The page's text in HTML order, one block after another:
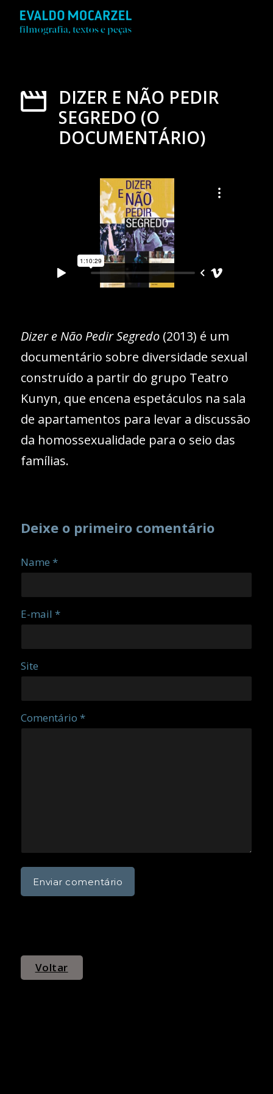
DIZER E NÃO PEDIR
SEGREDO (O
DOCUMENTÁRIO)
Dizer e Não Pedir Segredo(2013) é um
documentário sobre diversidade sexual
construído a partir do grupo Teatro
Kunyn, que encena espetáculos na sala
de apartamentos para levar a discussão
da homossexualidade para o seio das
famílias.
Deixe o primeiro comentário
Name *
E-mail *
Site
Comentário *
Voltar